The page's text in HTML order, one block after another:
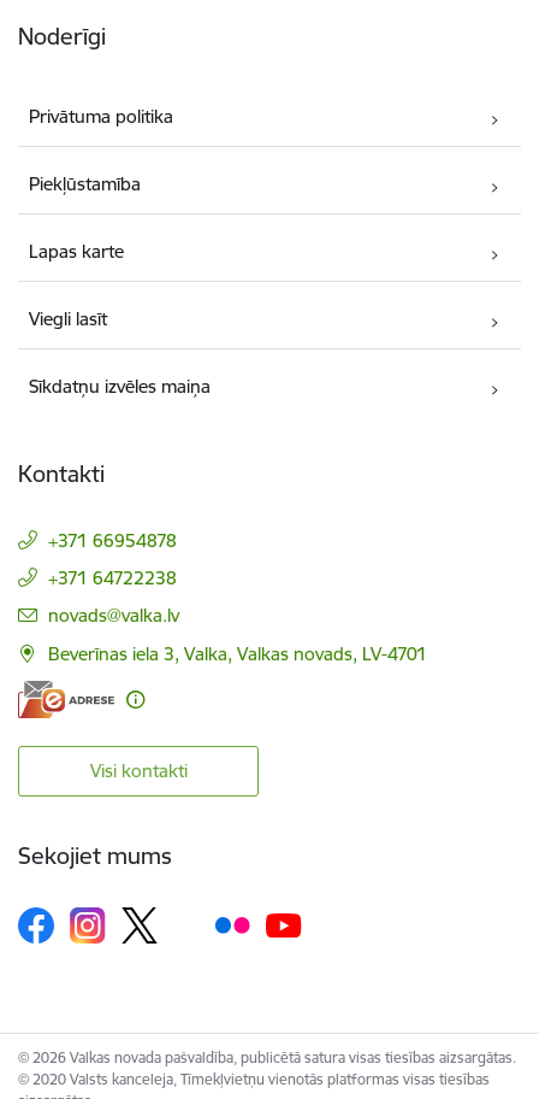
Noderīgi
Privātuma politika
Piekļūstamība
Lapas karte
Viegli lasīt
Sīkdatņu izvēles maiņa
Kontakti
+371 66954878
+371 64722238
E-pasts:
novads@valka.lv
Beverīnas iela 3, Valka, Valkas novads, LV-4701
Visi kontakti
Sekojiet mums
© 2026 Valkas novada pašvaldība, publicētā satura visas tiesības aizsargātas.
© 2020 Valsts kanceleja, Tīmekļvietņu vienotās platformas visas tiesības